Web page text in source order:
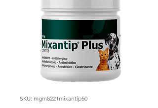
SKU: mgm8221mixantip50